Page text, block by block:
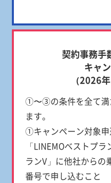
契約事務手
キャ
（2026
①〜③の条件を全て満
ます。
①キャンペーン対象申
「LINEMOベストプ
ランV」に他社からの
番号で申し込むこと